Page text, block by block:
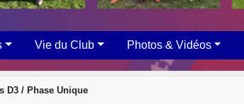
Vie du Club Photos & Vidéos
D3 / Phase Unique